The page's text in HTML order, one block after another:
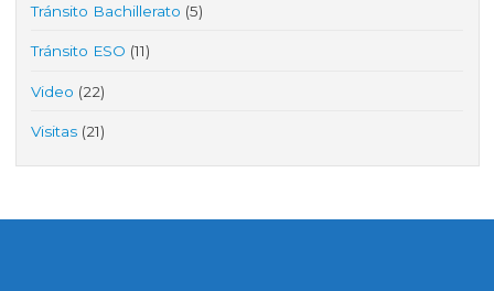
Tránsito Bachillerato (5)
Tránsito ESO (11)
Video (22)
Visitas (21)